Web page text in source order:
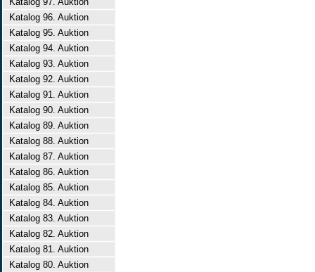
Katalog 96. Auktion
Katalog 95. Auktion
Katalog 94. Auktion
Katalog 93. Auktion
Katalog 92. Auktion
Katalog 91. Auktion
Katalog 90. Auktion
Katalog 89. Auktion
Katalog 88. Auktion
Katalog 87. Auktion
Katalog 86. Auktion
Katalog 85. Auktion
Katalog 84. Auktion
Katalog 83. Auktion
Katalog 82. Auktion
Katalog 81. Auktion
Katalog 80. Auktion